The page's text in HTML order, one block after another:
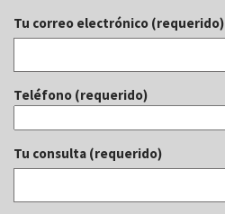
Tu correo electrónico (requerido)
Teléfono (requerido)
Tu consulta (requerido)